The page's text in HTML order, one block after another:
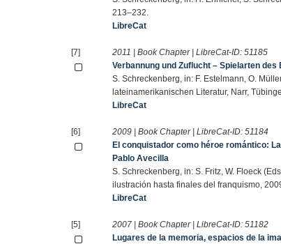
213–232.
LibreCat
[7] 2011 | Book Chapter | LibreCat-ID:51185
Verbannung und Zuflucht – Spielarten
S. Schreckenberg, in: F. Estelmann, O.
lateinamerikanischen Literatur, Narr,
LibreCat
[6] 2009 | Book Chapter | LibreCat-ID:51184
El conquistador como héroe romántico:
Pablo Avecilla
S. Schreckenberg, in: S. Fritz, W. Floeck
ilustración hasta finales del franquismo,
LibreCat
[5] 2007 | Book Chapter | LibreCat-ID:51182
Lugares de la memoria, espacios de la